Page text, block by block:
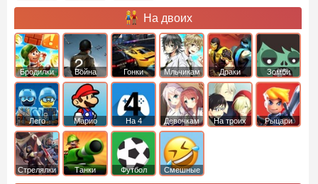
На двоих
Бродилки Война Гонки Мльчикам Драки Зомби
Лего Марио На 4 Девочкам На троих Рыцари
Стрелялки Танки Футбол Смешные